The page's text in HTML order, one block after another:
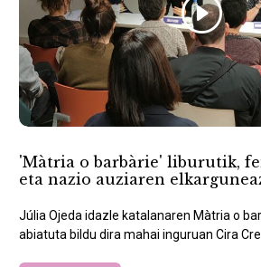
'Màtria o barbàrie' liburutik,
eta nazio auziaren
Júlia Ojeda idazle katalanaren Màtria o
abiatuta bildu dira mahai inguruan Cira